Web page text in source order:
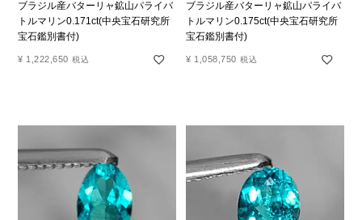
ブラジル産バターリャ鉱山パライバ
トルマリン0.171ct(中央宝石研究所
宝石鑑別書付)
¥ 1,222,650 税込
ブラジル産バターリャ鉱山パライバ
トルマリン0.175ct(中央宝石研究所
宝石鑑別書付)
¥ 1,058,750 税込